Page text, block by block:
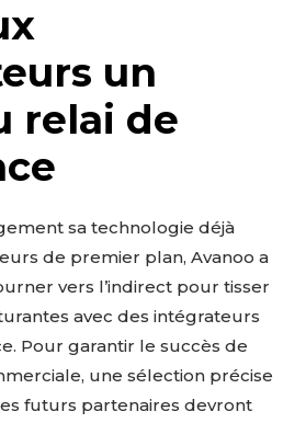
un
relai de
sa technologie déjà
de premier plan, Avanoo a
vers l’indirect pour tisser
avec des intégrateurs
Pour garantir le succès de
une sélection précise
futurs partenaires devront